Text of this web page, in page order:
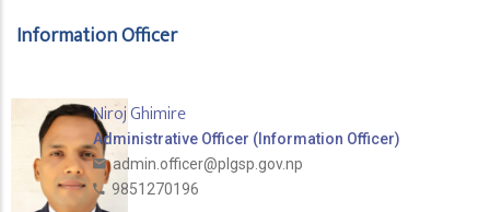
Information Officer
Niroj Ghimire
Administrative Officer (Information Officer)
admin.officer@plgsp.gov.np
9851270196